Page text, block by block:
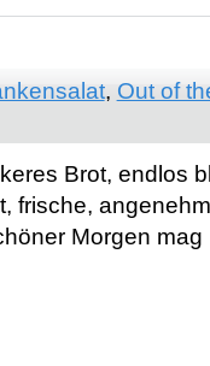
, Out of
Brot, endlos
frische,
Morgen mag